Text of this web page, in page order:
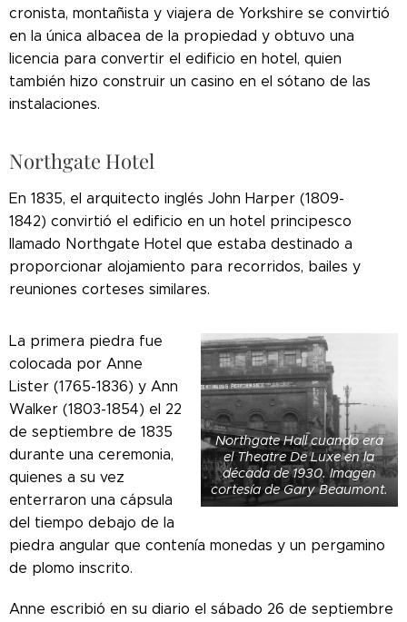
cronista, montañista y viajera de Yorkshire se convirtió
en la única albacea de la propiedad y obtuvo una
licencia para convertir el edificio en hotel, quien
también hizo construir un casino en el sótano de las
instalaciones.
Northgate Hotel
En 1835, el arquitecto inglés John Harper (1809-
1842) convirtió el edificio en un hotel principesco
llamado Northgate Hotel que estaba destinado a
proporcionar alojamiento para recorridos, bailes y
reuniones corteses similares.
Northgate Hall cuando era
el Theatre De Luxe en la
década de 1930. Imagen
cortesía de Gary Beaumont.
La primera piedra fue
colocada por Anne
Lister (1765-1836) y Ann
Walker (1803-1854) el 22
de septiembre de 1835
durante una ceremonia,
quienes a su vez
enterraron una cápsula
del tiempo debajo de la
piedra angular que contenía monedas y un pergamino
de plomo inscrito.
Anne escribió en su diario el sábado 26 de septiembre